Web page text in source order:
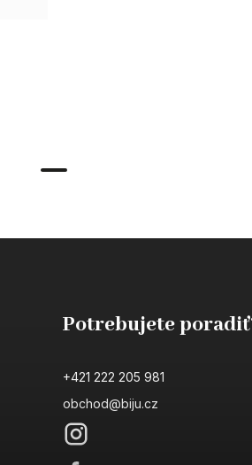
Potrebujete
+421 222 205 981
obchod@biju.cz